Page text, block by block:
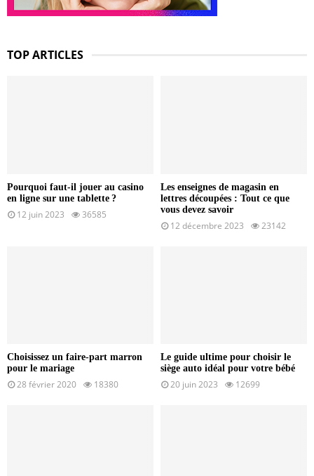
TOP ARTICLES
Pourquoi faut-il jouer au casino
en ligne sur une tablette ?
12 juin 2023 36585
Les enseignes de magasin en
lettres découpées : Tout ce que
vous devez savoir
12 décembre 2023 23142
Choisissez un faire-part marron
pour le mariage
28 février 2020 18380
Le guide ultime pour choisir le
siège auto idéal pour votre bébé
20 juin 2023 12699